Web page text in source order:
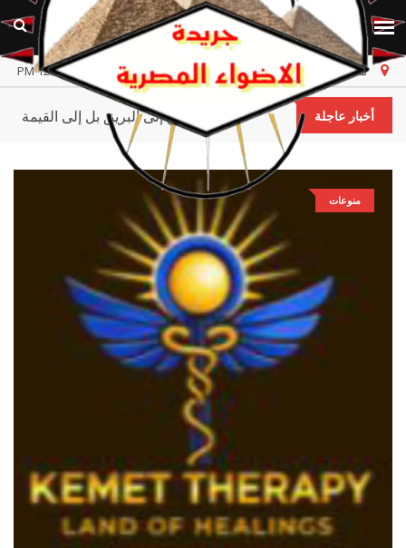
مصر الاثنين، ١٠ أغسطس ٢٠٢٦ أخر تحديث 12:21:42 PM
أخبار عاجلة لا تسعَ إلى البريق بل إلى القيمة
منوعات